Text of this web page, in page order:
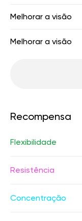
Melhorar a visão
Melhorar a visão
Recompensa
Flexibilidade
Resistência
Concentração